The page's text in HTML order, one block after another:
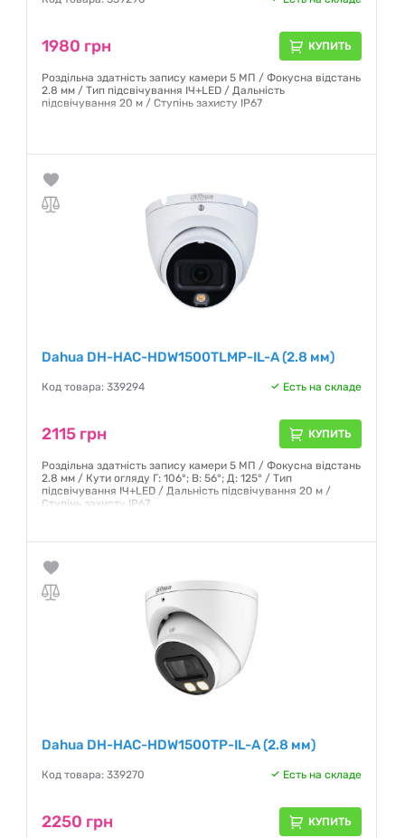
1980 грн КУПИТЬ
Роздільна здатність запису камери 5 МП / Фокусна відстань
2.8 мм / Тип підсвічування ІЧ+LED / Дальність
підсвічування 20 м / Ступінь захисту IP67
Dahua DH-HAC-HDW1500TLMP-IL-A (2.8 мм)
Код товара: 339294 Есть на складе
2115 грн КУПИТЬ
Роздільна здатність запису камери 5 МП / Фокусна відстань
2.8 мм / Кути огляду Г: 106°; В: 56°; Д: 125° / Тип
підсвічування ІЧ+LED / Дальність підсвічування 20 м /
Ступінь захисту IP67
Dahua DH-HAC-HDW1500TP-IL-A (2.8 мм)
Код товара: 339270 Есть на складе
2250 грн КУПИТЬ